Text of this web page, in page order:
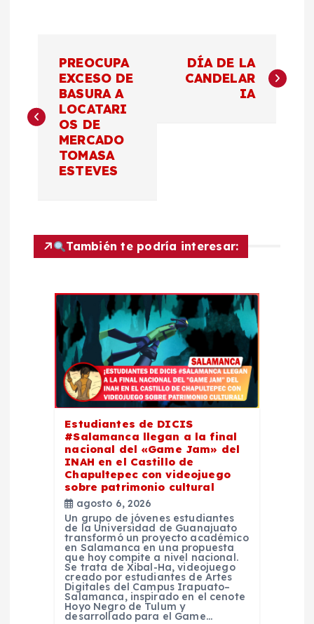
v
c
PREOCUPA
EXCESO DE
BASURA A
LOCATARI
OS DE
MERCADO
TOMASA
ESTEVES
DÍA DE LA
CANDELAR
IA
También te podría interesar:
Estudiantes de DICIS
#Salamanca llegan a la final
nacional del «Game Jam» del
INAH en el Castillo de
Chapultepec con videojuego
sobre patrimonio cultural
agosto 6, 2026
Un grupo de jóvenes estudiantes
de la Universidad de Guanajuato
transformó un proyecto académico
en Salamanca en una propuesta
que hoy compite a nivel nacional.
Se trata de Xibal-Ha, videojuego
creado por estudiantes de Artes
Digitales del Campus Irapuato–
Salamanca, inspirado en el cenote
Hoyo Negro de Tulum y
desarrollado para el Game…